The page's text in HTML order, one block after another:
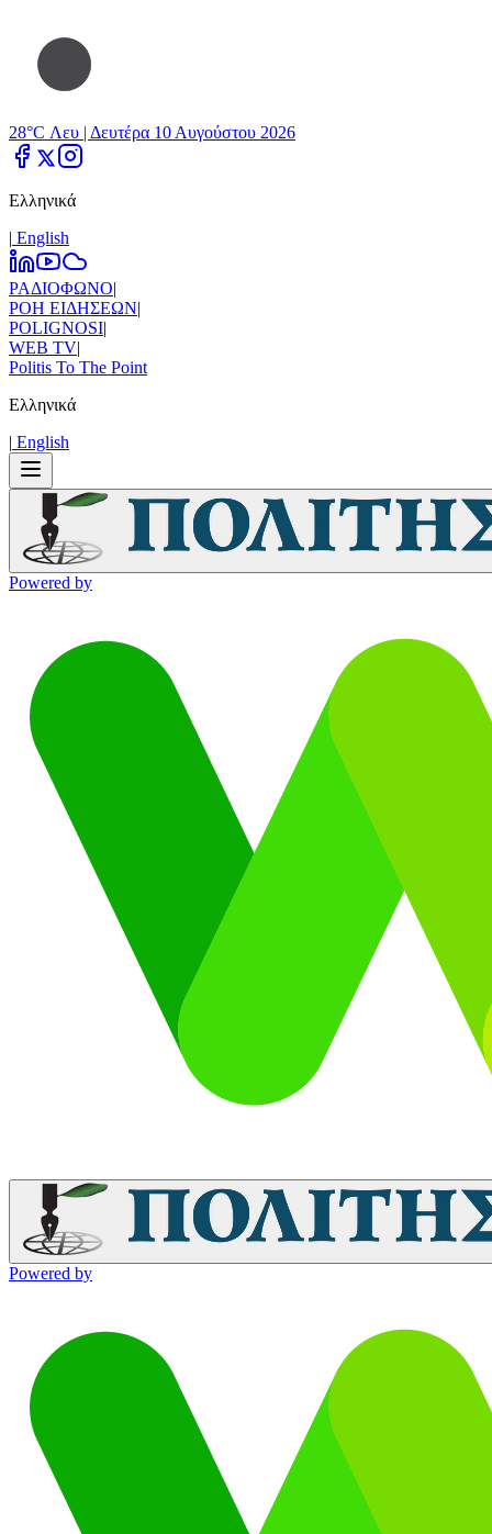
28°C Λευ | Δευτέρα 10 Αυγούστου 2026
Ελληνικά
| Εnglish
ΡΑΔΙΟΦΩΝΟ|
ΡΟΗ ΕΙΔΗΣΕΩΝ|
POLIGNOSI|
WEB TV|
Politis To The Point
Ελληνικά
| Εnglish
Powered by
Powered by